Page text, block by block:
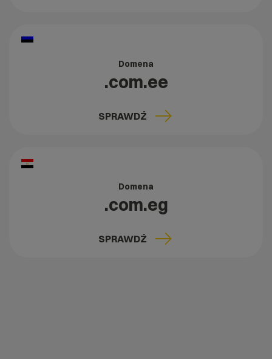
Domena
.com.ee
SPRAWDŹ
Domena
.com.eg
SPRAWDŹ